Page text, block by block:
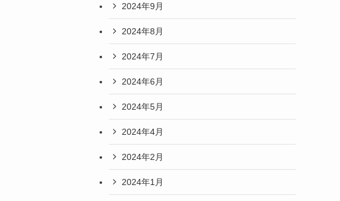
2024年9月
2024年8月
2024年7月
2024年6月
2024年5月
2024年4月
2024年2月
2024年1月